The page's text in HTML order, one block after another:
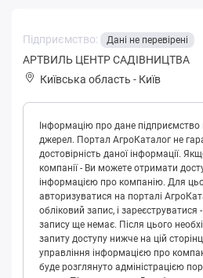
Підприємство: Дані не перевірені
АРТВИЛЬ ЦЕНТР САДІВНИЦТВА
Київська область - Київ
Інформацію про дане підприємство
джерел. Портал АгроКаталог не
достовірність даної інформації.
компанії - Ви можете отримати
інформацією про компанію. Для
авторизуватися на порталі
обліковий запис, і зареєструватися
запису ще немає. Після цього
запиту доступу нижче на цій
управління інформацією про
буде розглянуто адміністрацією